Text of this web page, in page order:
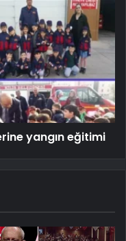
yangın eğitimi